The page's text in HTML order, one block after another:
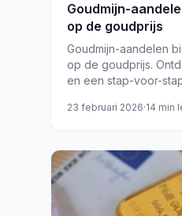
Goudmijn-
op de goudprijs
Goudmijn-aandelen
op de goudprijs.
en een stap-voor-
23 februari 2026·14 min
goud